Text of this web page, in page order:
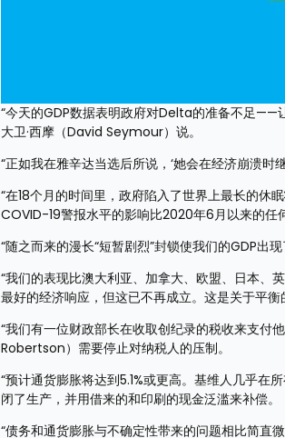
“今天的GDP数据表明政府对Delta的准备不足——
大卫·西摩（David Seymour）说。
“正如我在雅辛达当选后所说，‘她会在经济崩溃时
“在18个月的时间里，政府陷入了世界上最长的休
COVID-19警报水平的影响比2020年6月以来的任
“随之而来的漫长“短暂剧烈”封锁使我们的GDP出
“我们的表现比澳大利亚、加拿大、欧盟、日本、
最好的经济响应，但这已不再成立。这是关于平衡
“我们有一位财政部长在收取创纪录的税收来支付
Robertson）需要停止对纳税人的压制。
“预计通货膨胀将达到5.1%或更高。基维人几乎在
闭了生产，并用借来的和印刷的现金泛滥来补偿。
“债务和通货膨胀与不确定性带来的问题相比简直